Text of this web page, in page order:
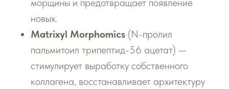
морщины и предотвращает появление
новых.
Matrixyl Morphomics (N-пролил
пальмитоил трипептид-56 ацетат) —
стимулирует выработку собственного
коллагена, восстанавливает архитектуру